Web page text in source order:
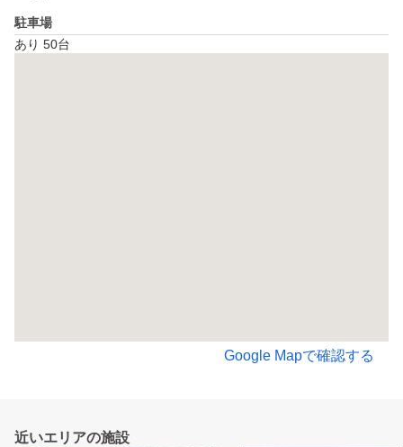
駐車場
あり 50台
Google Mapで確認する
近いエリアの施設